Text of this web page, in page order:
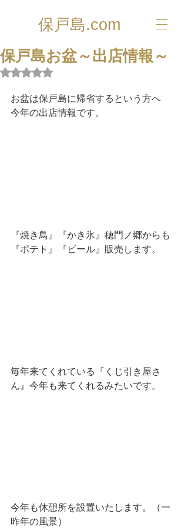
保戸島.com
保戸島お盆～出店情報～
5つ星のうちNaNと評価されています。
お盆は保戸島に帰省するという方へ
今年の出店情報です。
『焼き鳥』『かき氷』穂門ノ郷からも
『ポテト』『ビール』販売します。
毎年来てくれている『くじ引き屋さ
ん』今年も来てくれるみたいです。
今年も休憩所を設置いたします。（一
昨年の風景）